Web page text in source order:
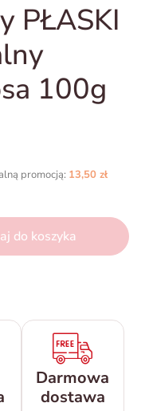
PŁASKI
100g
promocją: 13,50 zł
do koszyka
Darmowa
dostawa